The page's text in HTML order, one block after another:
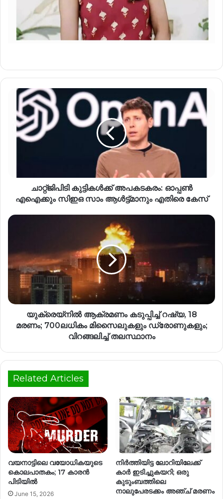
ചാറ്റ്ജിപിടി കുട്ടികൾക്ക് അപകടകരം: ഓപ്പൺ
എഐക്കും സിഇഒ സാം ആൾട്ട്മാനും എതിരെ കേസ്
യുക്രെയ്നിൽ ആക്രമണം കടുപ്പിച്ച് റഷ്യ, 18
മരണം; 700ലധികം മിസൈലുകളും ഡ്രോണുകളും;
വിറങ്ങലിച്ച് തലസ്ഥാനം
Related Articles
വയനാട്ടിലെ വയോധികയുടെ
കൊലപാതകം; 17 കാരൻ
പിടിയിൽ
June 15, 2026
നിർത്തിയിട്ട ലോറിയിലേക്ക്
കാർ ഇടിച്ചുകയറി; ഒരു
കുടുംബത്തിലെ
നാലുപേരടക്കം അഞ്ച് മരണം